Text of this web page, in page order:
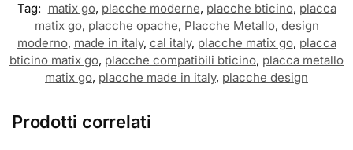
Tag: matix go, placche moderne, placche bticino, placca
matix go, placche opache, Placche Metallo, design
moderno, made in italy, cal italy, placche matix go, placca
bticino matix go, placche compatibili bticino, placca metallo
matix go, placche made in italy, placche design
Prodotti correlati